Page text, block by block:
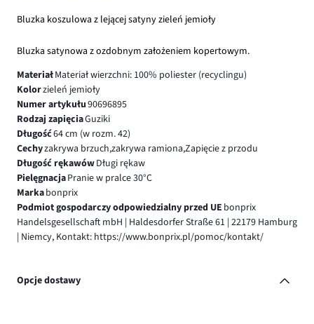
Bluzka koszulowa z lejącej satyny zieleń jemioły
Bluzka satynowa z ozdobnym założeniem kopertowym.
MateriałMateriał wierzchni: 100% poliester (recyclingu)
Kolorzieleń jemioły
Numer artykułu90696895
Rodzaj zapięciaGuziki
Długość64 cm (w rozm. 42)
Cechyzakrywa brzuch,zakrywa ramiona,Zapięcie z przodu
Długość rękawówDługi rękaw
PielęgnacjaPranie w pralce 30°C
Markabonprix
Podmiot gospodarczy odpowiedzialny przed UE bonprix
Handelsgesellschaft mbH | Haldesdorfer Straße 61 | 22179 Hamburg
| Niemcy, Kontakt: https://www.bonprix.pl/pomoc/kontakt/
Opcje dostawy